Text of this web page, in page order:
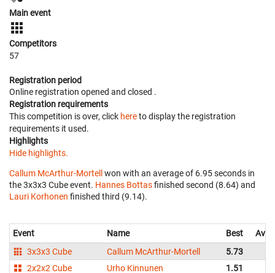
Main event
Competitors
57
Registration period
Online registration opened and closed .
Registration requirements
This competition is over, click hereto display the registration
requirements it used.
Highlights
Hide highlights.
Callum McArthur-Mortell won with an average of 6.95 seconds in
the 3x3x3 Cube event. Hannes Bottasfinished second (8.64) and
Lauri Korhonen finished third (9.14).
Event Name Best
3x3x3 Cube
Callum McArthur-Mortell 5.73
2x2x2 Cube
Urho Kinnunen 1.51